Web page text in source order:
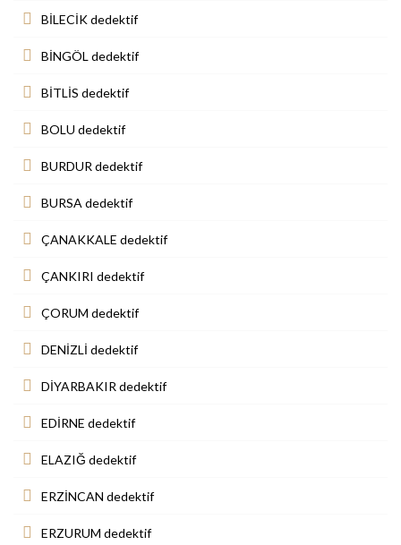
BİLECİK dedektif
BİNGÖL dedektif
BİTLİS dedektif
BOLU dedektif
BURDUR dedektif
BURSA dedektif
ÇANAKKALE dedektif
ÇANKIRI dedektif
ÇORUM dedektif
DENİZLİ dedektif
DİYARBAKIR dedektif
EDİRNE dedektif
ELAZIĞ dedektif
ERZİNCAN dedektif
ERZURUM dedektif